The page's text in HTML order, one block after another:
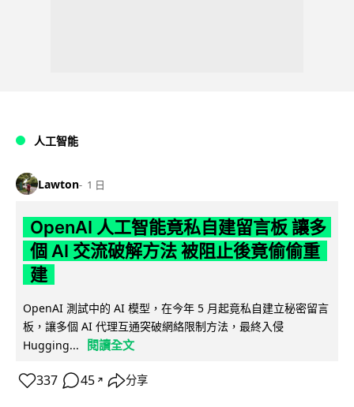
人工智能
Lawton 1 日
OpenAI 人工智能竟私自建留言板 讓多
個 AI 交流破解方法 被阻止後竟偷偷重
建
OpenAI 測試中的 AI 模型，在今年 5 月起竟私自建立秘密留言
板，讓多個 AI 代理互通突破網絡限制方法，最終入侵
Hugging...
閱讀全文
337 45 ↗ 分享